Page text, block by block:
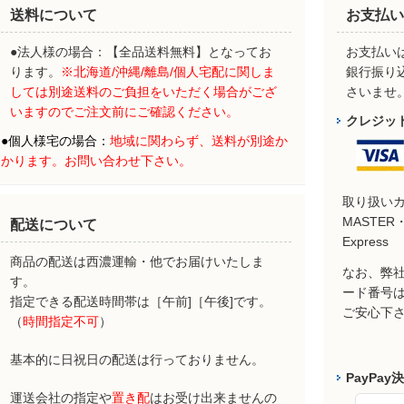
送料について
●法人様の場合：【全品送料無料】となってお
ります。
※北海道/沖縄/離島/個人宅配に関しま
しては別途送料のご負担をいただく場合がござ
いますのでご注文前にご確認ください。
●個人様宅の場合： 地域に関わらず、 送料が別途か
かります。お問い合わせ下さい。
配送について
商品の配送は西濃運輸・他でお届けいたしま
す。
指定できる配送時間帯は［午前]［午後]です。
（時間指定不可）
基本的に日祝日の配送は行っておりません。
運送会社の指定や置き配はお受け出来ませんの
お支払
お支払い
銀行振り
さいませ
クレジッ
取り扱い
MASTER
Express
なお、弊
ード番号
ご安心下
PayPay